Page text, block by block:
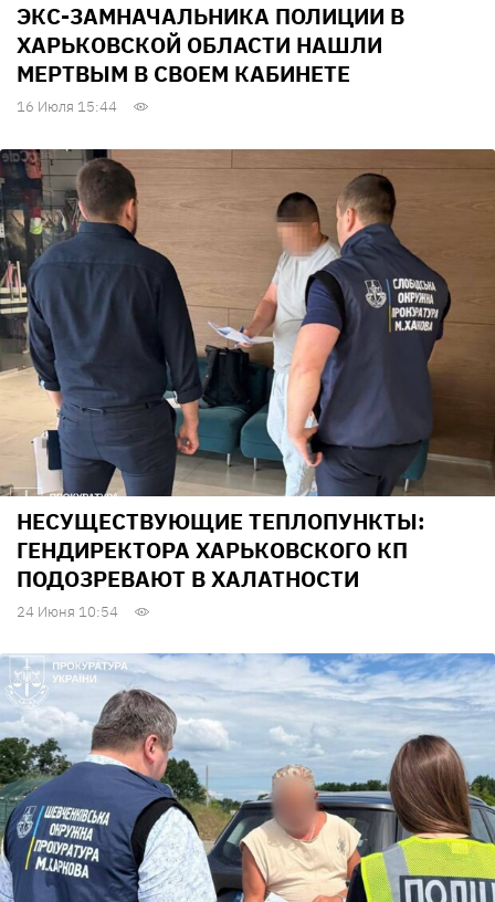
ЭКС-ЗАМНАЧАЛЬНИКА ПОЛИЦИИ В
ХАРЬКОВСКОЙ ОБЛАСТИ НАШЛИ
МЕРТВЫМ В СВОЕМ КАБИНЕТЕ
16 Июля 15:44
НЕСУЩЕСТВУЮЩИЕ ТЕПЛОПУНКТЫ:
ГЕНДИРЕКТОРА ХАРЬКОВСКОГО КП
ПОДОЗРЕВАЮТ В ХАЛАТНОСТИ
24 Июня 10:54